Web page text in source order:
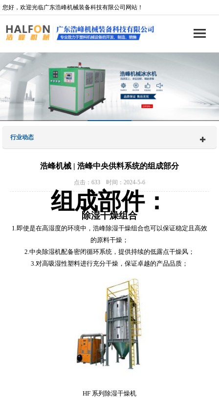
您好，欢迎光临广东浩峰机械装备科技有限公司网站！
行业动态
浩峰机械 | 浩峰中央供料系统的组成部分
点击：633 时间：2024-5-6
组成部件：
除湿干燥组合
1.即使是在高湿度的环境中，浩峰除湿干燥组合也可以保证稳定且高效
的原料干燥；
2.中央除湿机配备密闭循环系统，提供持续的低露点干燥风；
3.对高吸湿性塑料进行充分干燥，保证卓越的产品品质；
HF 系列除湿干燥机